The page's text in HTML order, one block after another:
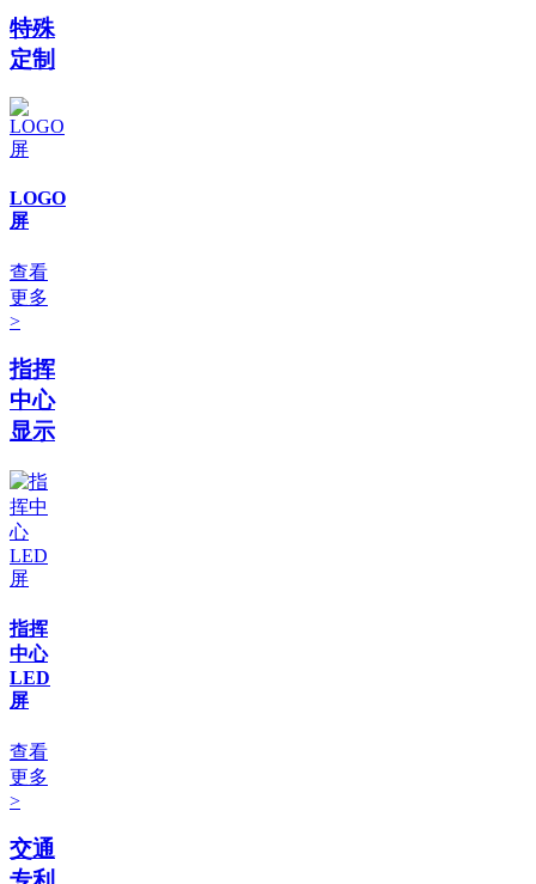
特殊
定制
LOGO
屏
查看
更多
>
指挥
中心
显示
指挥
中心
LED
屏
查看
更多
>
交通